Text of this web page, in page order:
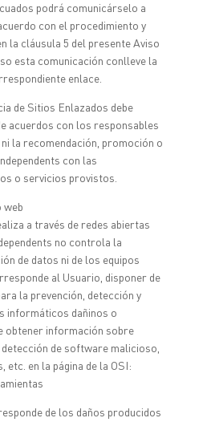
podrá comunicárselo a
con el procedimiento y
la cláusula 5 del presente Aviso
esta comunicación conlleve la
enlace.
de Sitios Enlazados debe
acuerdos con los responsables
la recomendación, promoción o
con las
o servicios provistos.
web
a través de redes abiertas
no controla la
de datos ni de los equipos
al Usuario, disponer de
la prevención, detección y
informáticos dañinos o
obtener información sobre
de software malicioso,
en la página de la OSI:
de los daños producidos